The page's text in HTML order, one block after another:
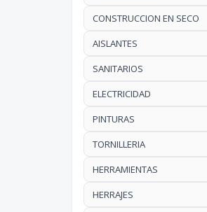
CONSTRUCCION EN SECO
AISLANTES
SANITARIOS
ELECTRICIDAD
PINTURAS
TORNILLERIA
HERRAMIENTAS
HERRAJES